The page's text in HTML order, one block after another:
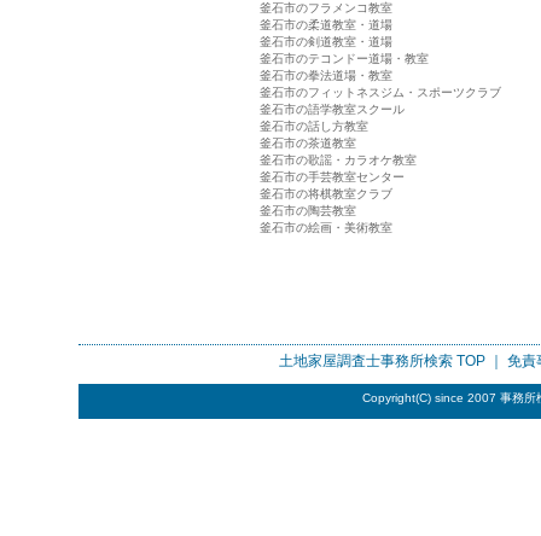
釜石市のフラメンコ教室
釜石市の柔道教室・道場
釜石市の剣道教室・道場
釜石市のテコンドー道場・教室
釜石市の拳法道場・教室
釜石市のフィットネスジム・スポーツクラブ
釜石市の語学教室スクール
釜石市の話し方教室
釜石市の茶道教室
釜石市の歌謡・カラオケ教室
釜石市の手芸教室センター
釜石市の将棋教室クラブ
釜石市の陶芸教室
釜石市の絵画・美術教室
土地家屋調査士事務所検索TOP ｜ 免責
Copyright(C) since 2007 事務所